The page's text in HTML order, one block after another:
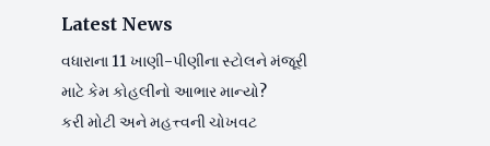
Latest News
વધારાના 11 ખાણી-પીણીના સ્ટોલને મંજૂરી
માટે કેમ કોહલીનો આભાર માન્યો?
કરી મોટી અને મહત્ત્વની ચોખવટ